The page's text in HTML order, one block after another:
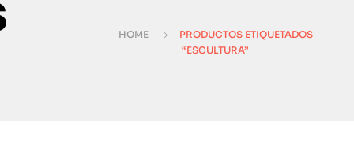
HOME
PRODUCTOS ETIQUETADOS
“ESCULTURA”